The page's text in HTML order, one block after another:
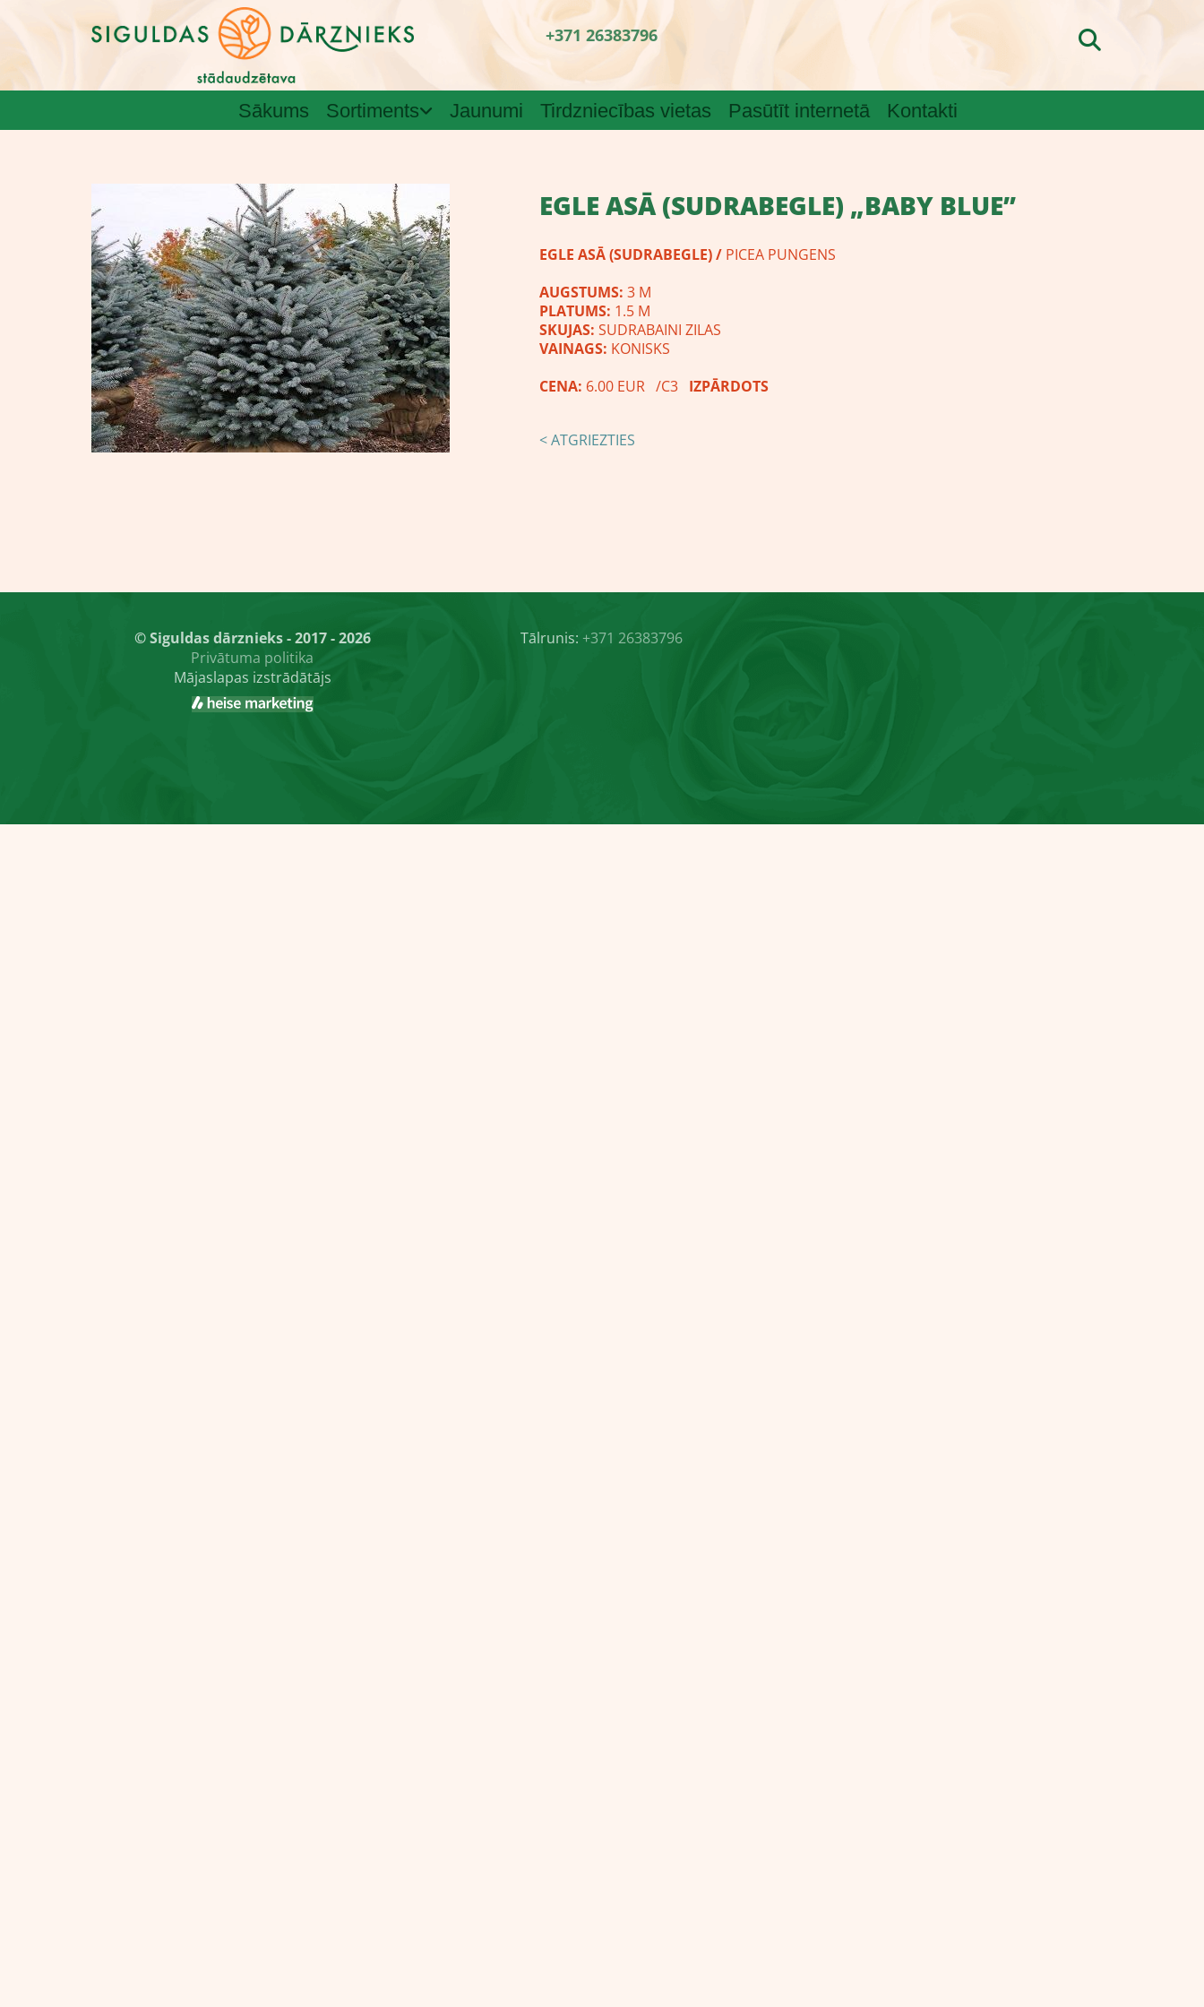
+371 26383796
Sākums Sortiments Jaunumi Tirdzniecības vietas Pasūtīt internetā Kontakti
​EGLE ASĀ (SUDRABEGLE) „BABY BLUE”
EGLE ASĀ (SUDRABEGLE)/ PICEA PUNGENS
AUGSTUMS: 3 M
PLATUMS: 1.5 M
SKUJAS: SUDRABAINI ZILAS
VAINAGS: KONISKS
CENA: 6.00 EUR /C3 IZPĀRDOTS
< ATGRIEZTIES
© Siguldas dārznieks - 2017 - 2026
Privātuma politika
Mājaslapas izstrādātājs
Tālrunis: +371 26383796